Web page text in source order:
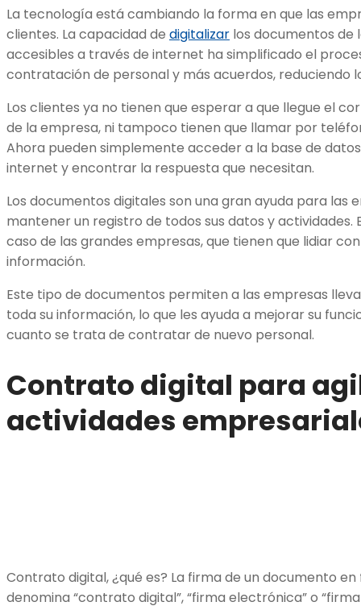
La tecnología está cambiando la forma en que las
clientes. La capacidad de digitalizar los documentos de
accesibles a través de internet ha simplificado el
contratación de personal y más acuerdos, reduciendo
Los clientes ya no tienen que esperar a que llegue el
de la empresa, ni tampoco tienen que llamar por
Ahora pueden simplemente acceder a la base de
internet y encontrar la respuesta que necesitan.
Los documentos digitales son una gran ayuda para las
mantener un registro de todos sus datos y actividades.
caso de las grandes empresas, que tienen que lidiar
información.
Este tipo de documentos permiten a las empresas
toda su información, lo que les ayuda a mejorar su
cuanto se trata de contratar de nuevo personal.
Contrato digital para
actividades
Contrato digital, ¿qué es? La firma de un documento
denomina “contrato digital”, “firma electrónica” o